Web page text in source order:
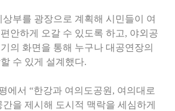
부를 광장으로 계획해 시민들이 여
안하게 오갈 수 있도록 하고, 야외공
의 화면을 통해 누구나 대공연장의
수 있게 설계했다.
에서 “한강과 여의도공원, 여의대로
을 제시해 도시적 맥락을 세심하게